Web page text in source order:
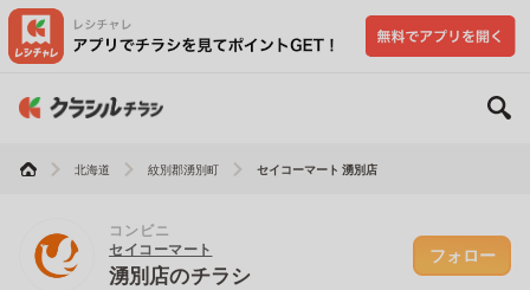
北海道 紋別郡湧別町 セイコーマート 湧別店
コンビニ
セイコーマート
湧別店のチラシ
フォロー